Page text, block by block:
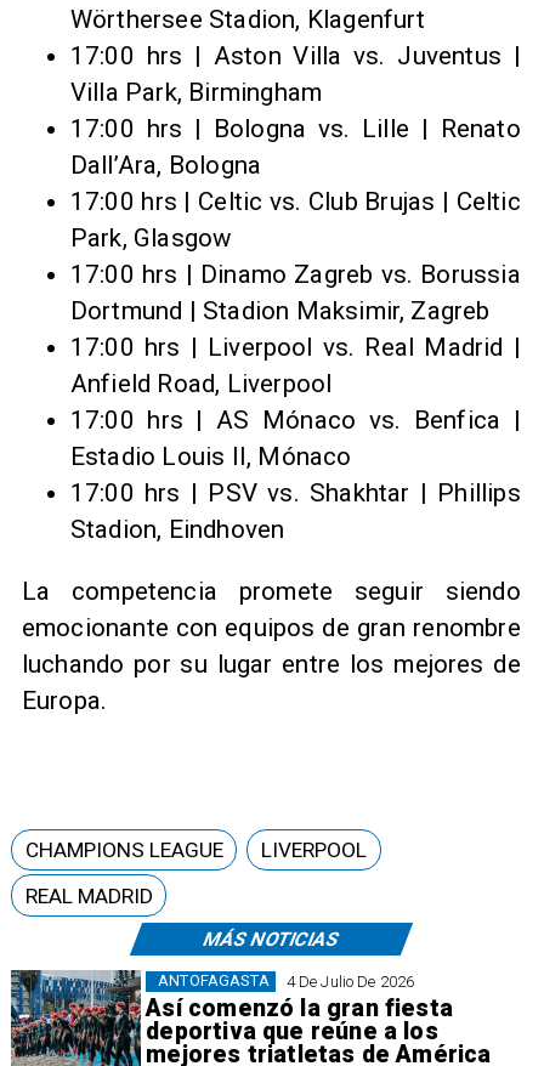
Wörthersee Stadion, Klagenfurt
17:00 hrs | Aston Villa vs. Juventus |
Villa Park, Birmingham
17:00 hrs | Bologna vs. Lille | Renato
Dall’Ara, Bologna
17:00 hrs | Celtic vs. Club Brujas | Celtic
Park, Glasgow
17:00 hrs | Dinamo Zagreb vs. Borussia
Dortmund | Stadion Maksimir, Zagreb
17:00 hrs | Liverpool vs. Real Madrid |
Anfield Road, Liverpool
17:00 hrs | AS Mónaco vs. Benfica |
Estadio Louis II, Mónaco
17:00 hrs | PSV vs. Shakhtar | Phillips
Stadion, Eindhoven
La competencia promete seguir siendo
emocionante con equipos de gran renombre
luchando por su lugar entre los mejores de
Europa.
MÁS NOTICIAS
4 De Julio De 2026
Así comenzó la gran fiesta
deportiva que reúne a los
mejores triatletas de América
ANTOFAGASTA
CHAMPIONS LEAGUE
LIVERPOOL
REAL MADRID